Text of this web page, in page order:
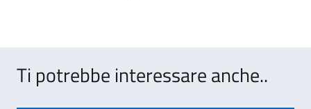
Ti potrebbe interessare anche..